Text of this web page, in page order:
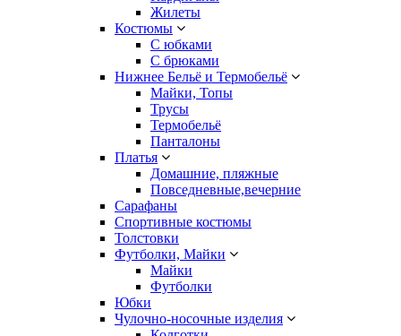
Жилеты
Костюмы
С юбками
С брюками
Нижнее Бельё и Термобельё
Майки, Топы
Трусы
Термобельё
Панталоны
Платья
Домашние, пляжные
Повседневные,вечерние
Сарафаны
Спортивные костюмы
Толстовки
Футболки, Майки
Майки
Футболки
Юбки
Чулочно-носочные изделия